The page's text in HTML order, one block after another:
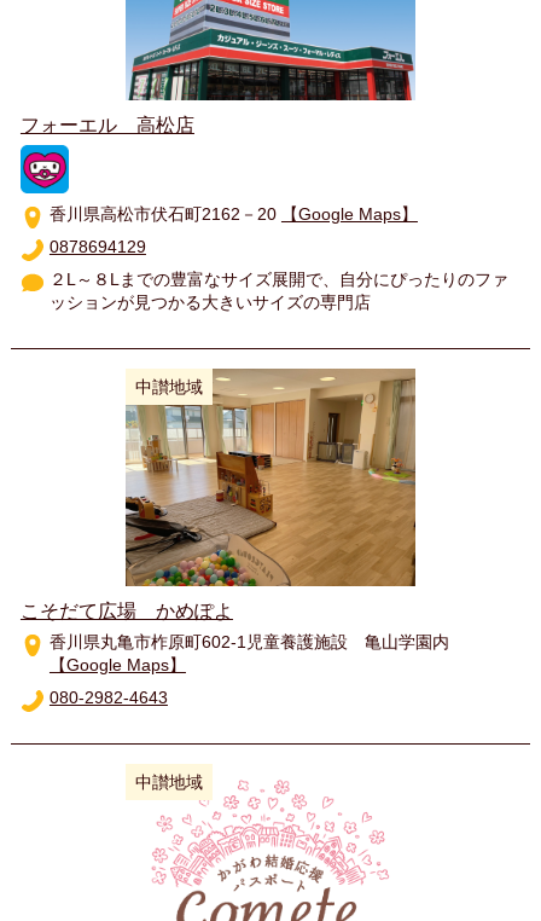
フォーエル 高松店
香川県高松市伏石町2162－20
【Google Maps】
0878694129
２L～８Lまでの豊富なサイズ展開で、自分にぴったりのファ
ッションが見つかる大きいサイズの専門店
中讃地域
こそだて広場 かめぽよ
香川県丸亀市柞原町602-1児童養護施設 亀山学園内
【Google Maps】
080-2982-4643
中讃地域